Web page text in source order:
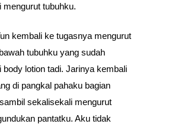
mengurut tubuhku.
kembali ke tugasnya mengurut
tubuhku yang sudah
body lotion tadi. Jarinya kembali
di pangkal pahaku bagian
sekalisekali mengurut
pantatku. Aku tidak